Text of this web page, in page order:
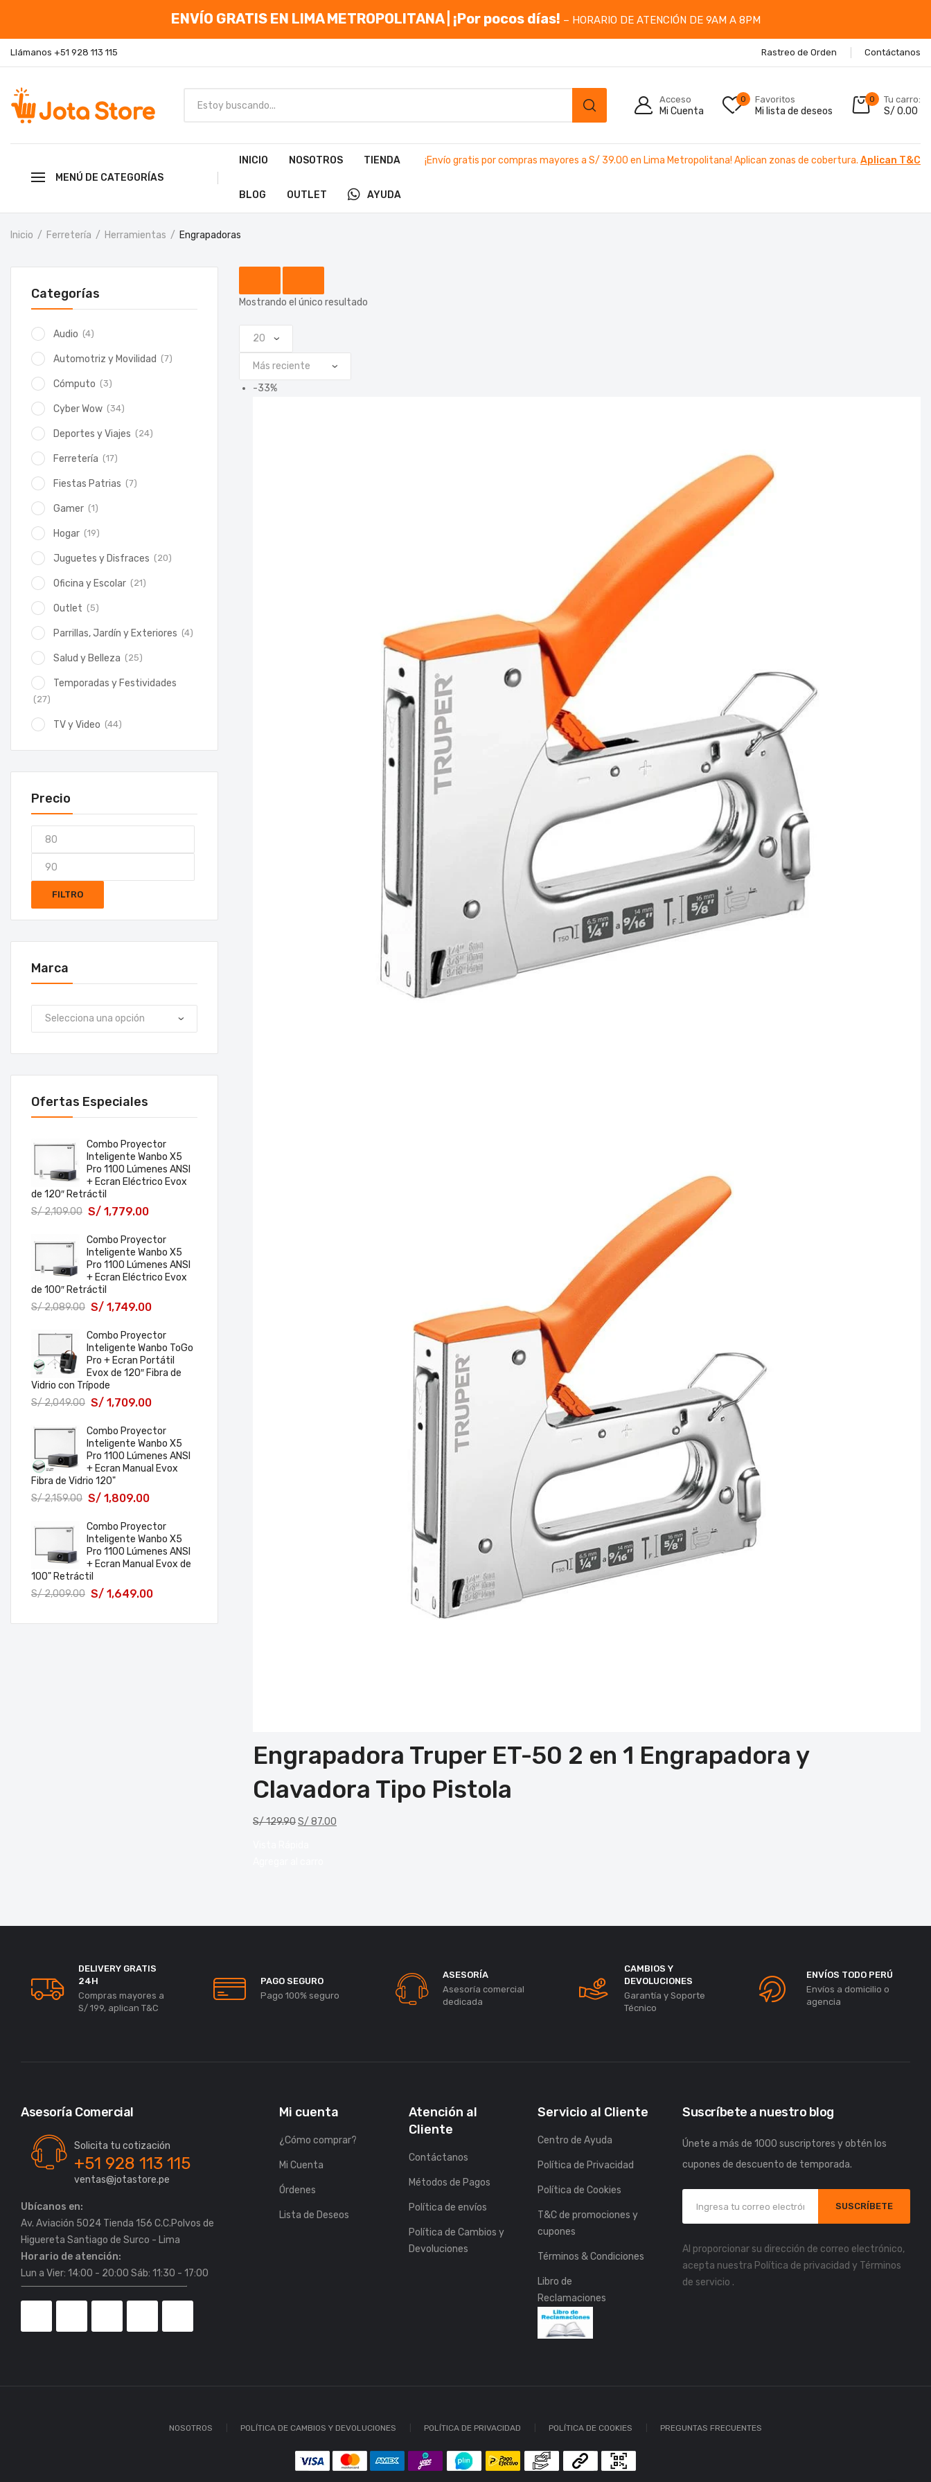
ENVÍO GRATIS EN LIMA METROPOLITANA | ¡Por pocos días! – HORARIO DE ATENCIÓN DE 9AM A 8PM
Llámanos +51 928 113 115 Rastreo de Orden Contáctanos
Acceso
Mi Cuenta
0 Favoritos
Mi lista de deseos
0 Tu carro:
S/ 0.00
MENÚ DE CATEGORÍAS
INICIO NOSOTROS TIENDA
BLOG OUTLET AYUDA
¡Envío gratis por compras mayores a S/ 39.00 en Lima Metropolitana! Aplican zonas de cobertura. Aplican T&C
Inicio Ferretería Herramientas Engrapadoras
Mostrando el único resultado
-33%
Engrapadora Truper ET-50 2 en 1 Engrapadora y
Clavadora Tipo Pistola
S/129.90S/ 87.00
Categorías
Audio (4)
Automotriz y Movilidad (7)
Cómputo (3)
Cyber Wow (34)
Deportes y Viajes (24)
Ferretería (17)
Fiestas Patrias (7)
Gamer (1)
Hogar (19)
Juguetes y Disfraces (20)
Oficina y Escolar (21)
Outlet (5)
Parrillas, Jardín y Exteriores (4)
Salud y Belleza (25)
Temporadas y Festividades
(27)
TV y Video (44)
Precio
FILTRO
Marca
Ofertas Especiales
Combo Proyector
Inteligente Wanbo X5
Pro 1100 Lúmenes ANSI
+ Ecran Eléctrico Evox
de 120″ Retráctil
S/2,109.00 S/ 1,779.00
Combo Proyector
Inteligente Wanbo X5
Pro 1100 Lúmenes ANSI
+ Ecran Eléctrico Evox
de 100″ Retráctil
S/2,089.00 S/ 1,749.00
Combo Proyector
Inteligente Wanbo ToGo
Pro + Ecran Portátil
Evox de 120″ Fibra de
Vidrio con Trípode
S/2,049.00 S/ 1,709.00
Combo Proyector
Inteligente Wanbo X5
Pro 1100 Lúmenes ANSI
+ Ecran Manual Evox
Fibra de Vidrio 120"
S/2,159.00 S/ 1,809.00
Combo Proyector
Inteligente Wanbo X5
Pro 1100 Lúmenes ANSI
+ Ecran Manual Evox de
100" Retráctil
S/2,009.00 S/ 1,649.00
DELIVERY GRATIS
24H
Compras mayores a
S/ 199, aplican T&C
PAGO SEGURO
Pago 100% seguro
ASESORÍA
Asesoría comercial
dedicada
CAMBIOS Y
DEVOLUCIONES
Garantía y Soporte
Técnico
ENVÍOS TODO PERÚ
Envíos a domicilio o
agencia
Asesoría Comercial
Solicita tu cotización
+51 928 113 115
ventas@jotastore.pe
Ubícanos en:
Av. Aviación 5024 Tienda 156 C.C.Polvos de
Horario de atención:
Lun a Vier: 14:00 - 20:00 Sáb: 11:30 - 17:00
Mi cuenta
¿Cómo comprar?
Mi Cuenta
Órdenes
Lista de Deseos
Atención al
Cliente
Contáctanos
Métodos de Pagos
Política de envíos
Política de Cambios y
Devoluciones
Servicio al Cliente
Centro de Ayuda
Política de Privacidad
Política de Cookies
T&C de promociones y
cupones
Términos & Condiciones
Libro de
Reclamaciones
Suscríbete a nuestro blog
Únete a más de 1000 suscriptores y obtén los
cupones de descuento de temporada.
SUSCRÍBETE
Al proporcionar su dirección de correo electrónico,
acepta nuestra Política de privacidad y Términos
de servicio .
NOSOTROS POLÍTICA DE CAMBIOS Y DEVOLUCIONES POLÍTICA DE PRIVACIDAD POLÍTICA DE COOKIES PREGUNTAS FRECUENTES